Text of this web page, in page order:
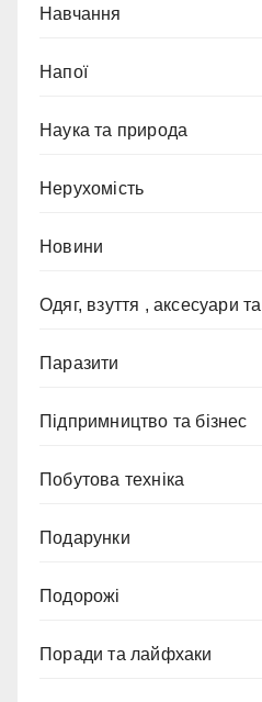
Навчання
Напої
Наука та природа
Нерухомість
Новини
Одяг, взуття , аксесуари
Паразити
Підпримництво та бізнес
Побутова техніка
Подарунки
Подорожі
Поради та лайфхаки